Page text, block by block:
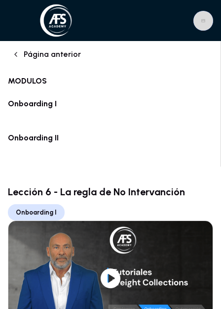
Página anterior
MODULOS
Onboarding I
Onboarding II
Lección 6 - La regla de No Intervanción
Onboarding I